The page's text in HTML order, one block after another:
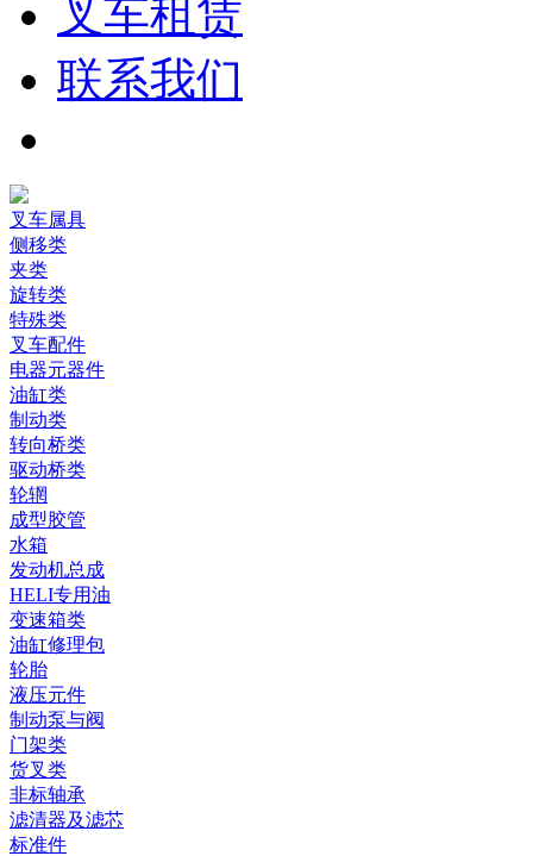
叉车租赁
联系我们
叉车属具
侧移类
夹类
旋转类
特殊类
叉车配件
电器元器件
油缸类
制动类
转向桥类
驱动桥类
轮辋
成型胶管
水箱
发动机总成
HELI专用油
变速箱类
油缸修理包
轮胎
液压元件
制动泵与阀
门架类
货叉类
非标轴承
滤清器及滤芯
标准件